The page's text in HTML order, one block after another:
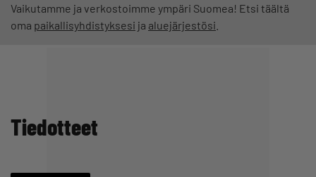
Vaikutamme ja verkostoimme ympäri Suomea! Etsi täältä
oma paikallisyhdistyksesi ja aluejärjestösi
Tiedotteet